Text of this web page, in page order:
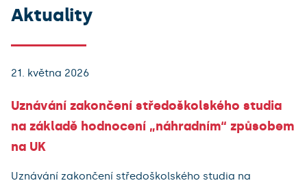
Aktuality
21. května 2026
Uznávání zakončení středoškolského studia
na základě hodnocení „náhradním“ způsobem
na UK
Uznávání zakončení středoškolského studia na